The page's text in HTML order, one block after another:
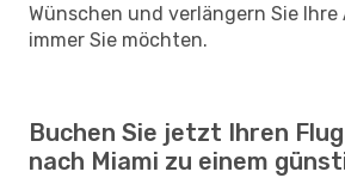
Wünschen und verlängern Sie
immer Sie möchten.
Buchen Sie jetzt Ihren
nach Miami zu einem